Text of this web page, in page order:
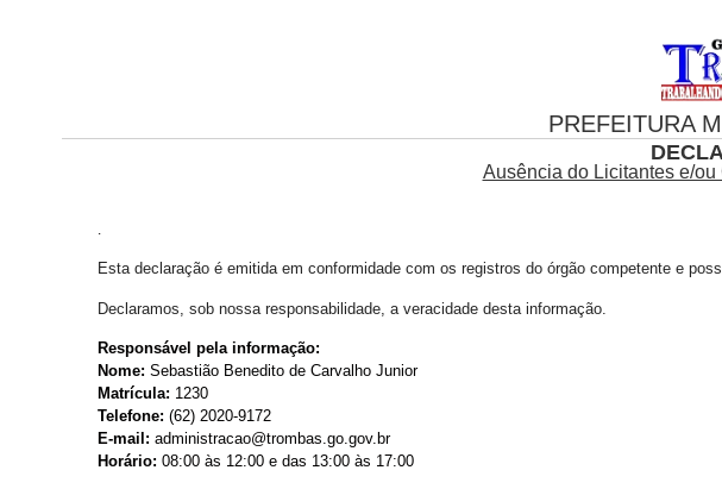
PREFEITURA
Ausência do Licitantes e/
Esta declaração é emitida em conformidade com os registros do órgão competente e
Declaramos, sob nossa responsabilidade, a veracidade desta informação.
Responsável pela informação:
Nome: Sebastião Benedito de Carvalho Junior
Matrícula: 1230
Telefone: (62) 2020-9172
E-mail: administracao@trombas.go.gov.br
Horário: 08:00 às 12:00 e das 13:00 às 17:00